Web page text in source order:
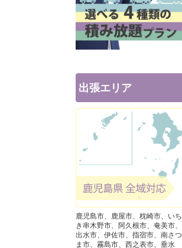
出張エリア
鹿児島市、鹿屋市、枕崎市、いち
き串木野市、阿久根市、奄美市、
出水市、伊佐市、指宿市、南さつ
ま市、霧島市、西之表市、垂水